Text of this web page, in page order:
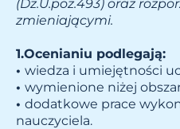
(Dz.U.poz.493) oraz
zmieniającymi.
1.Ocenianiu podlegają:
• wiedza i umiejętności
• wymienione niżej
• dodatkowe prace
nauczyciela.